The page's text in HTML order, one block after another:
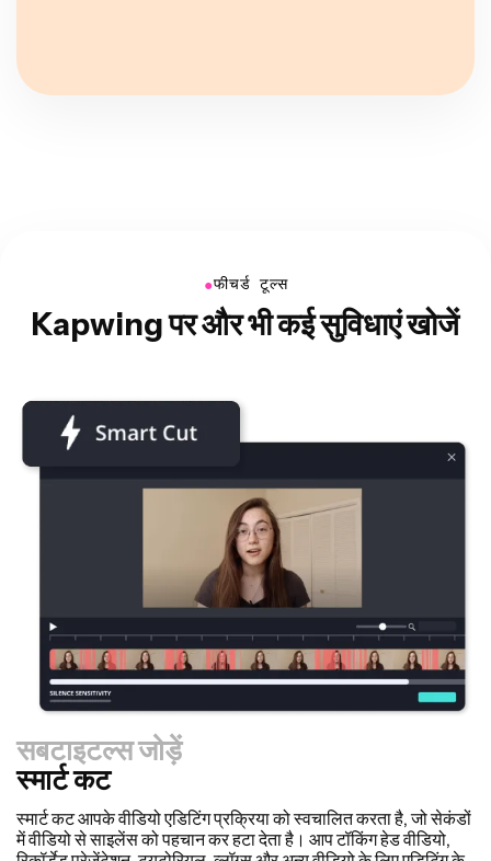
●फीचर्ड टूल्स
Kapwing पर और भी कई सुविधाएं खोजें
सबटाइटल्स जोड़ें
स्मार्ट कट
रीसाइज़र
वीडियो को तेज़ी से रीपर्पोज करें और हमारी Resize Canvas सुविधा के